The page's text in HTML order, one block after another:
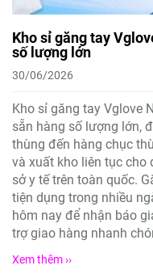
Kho sỉ găng tay
số lượng lớn
30/06/2026
Kho sỉ găng tay Vglove
sẵn hàng số lượng lớn,
thùng đến hàng chục
và xuất kho liên tục cho
sở y tế trên toàn quốc.
tiện dụng trong nhiều
hôm nay để nhận báo
trợ giao hàng nhanh
Xem thêm ››